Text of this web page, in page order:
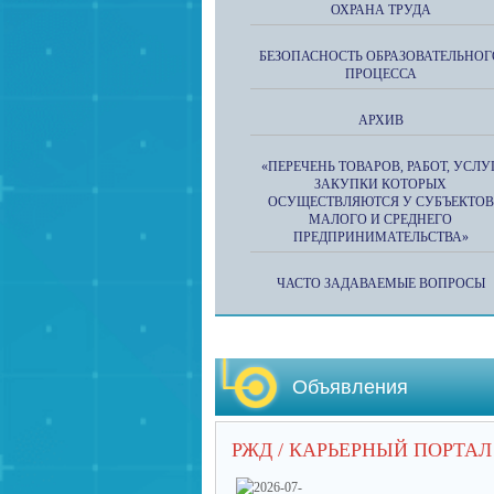
ОХРАНА ТРУДА
БЕЗОПАСНОСТЬ
ПРОЦЕССА
АРХИВ
«ПЕРЕЧЕНЬ ТОВАРОВ, РАБОТ,
ЗАКУПКИ КОТОРЫХ
ОСУЩЕСТВЛЯЮТСЯ У СУБЪЕКТОВ
МАЛОГО И СРЕДНЕГО
ПРЕДПРИНИМАТЕЛЬСТВА»
ЧАСТО ЗАДАВАЕМЫЕ ВОПРОСЫ
Объявления
РЖД / КАРЬЕРНЫЙ ПОРТАЛ